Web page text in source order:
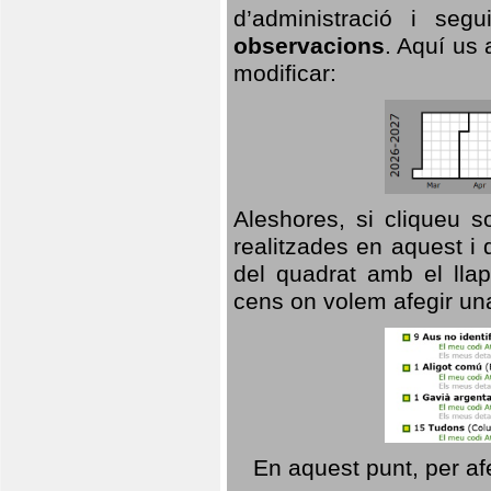
d’administració i
observacions. Aquí us
modificar:
Aleshores, si cliqueu
realitzades en aquest i
del quadrat amb el
cens on volem afegir
En aquest punt, per